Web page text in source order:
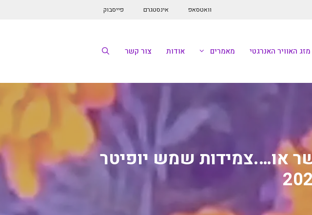
פייסבוק אינסטגרם וואטסאפ
מזג האוויר האנרגטי מאמרים אודות צור קשר
או….צמידות שמש יופיטר